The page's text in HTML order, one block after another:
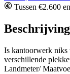
Tussen €2.600
Beschrijving
Is kantoorwerk niks
verschillende
Landmeter/